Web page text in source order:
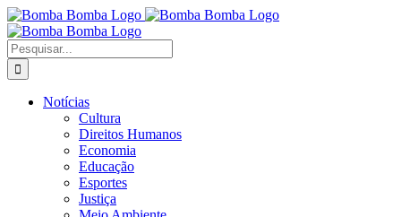
Ir
para
o
conteúdo
Buscar
resultados
para:
Notícias
Cultura
Direitos Humanos
Economia
Educação
Esportes
Justiça